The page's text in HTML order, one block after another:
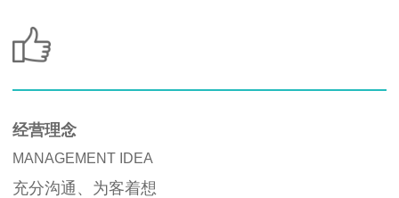
经营理念
MANAGEMENT IDEA
充分沟通、为客着想